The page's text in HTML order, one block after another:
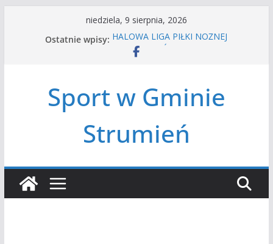
niedziela, 9 sierpnia, 2026
Ostatnie wpisy: HALOWA LIGA PIŁKI NOŻNEJ
LATO W MIEŚCIE’2026
Czwórbój lekkoatletyczny
Sport w Gminie
Strumień